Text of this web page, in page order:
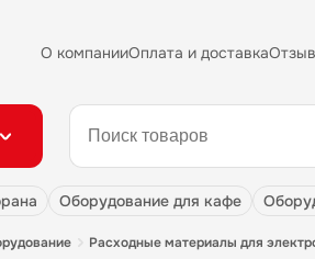
О компанииОплата и доставка
оборудование для кафе
расходные материалы для